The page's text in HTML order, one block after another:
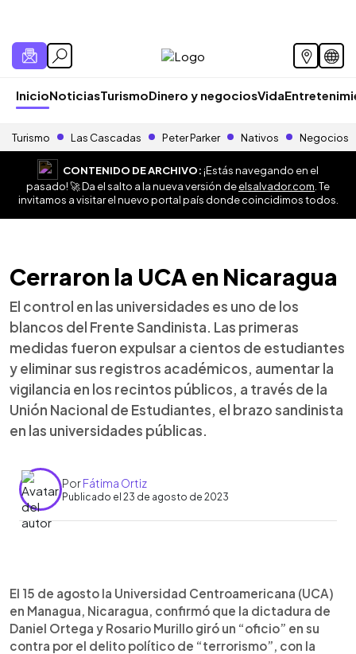
InicioNoticiasTurismoDinero y negociosVida
Turismo Las Cascadas Peter Parker Nativos Negocios
CONTENIDO DE ARCHIVO:¡Estás navegando en el
pasado! 🚀 Da el salto a la nueva versión deelsalvador.com . Te
invitamos a visitar el nuevo portal país donde coincidimos todos.
Cerraron la UCA en Nicaragua
El control en las universidades es uno de los
blancos del Frente Sandinista. Las primeras
medidas fueron expulsar a cientos de estudiantes
y eliminar sus registros académicos, aumentar la
vigilancia en los recintos públicos, a través de la
Unión Nacional de Estudiantes, el brazo sandinista
en las universidades públicas.
PorFátima Ortiz
Publicado el 23 de agosto de 2023
Escuchar artículo
El 15 de agosto la Universidad Centroamericana (UCA)
en Managua, Nicaragua, confirmó que la dictadura de
Daniel Ortega y Rosario Murillo giró un “oficio” en su
contra por el delito político de “terrorismo”, con la